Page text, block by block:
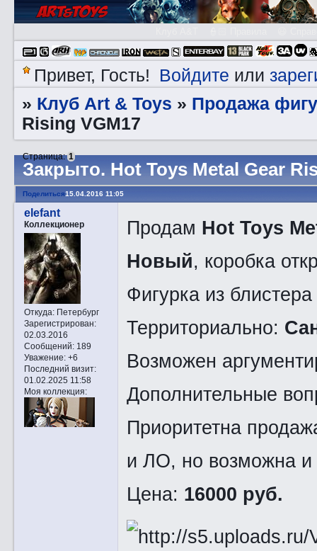
Привет, Гость! Войдите или
» Клуб Art & Toys » Продажа
Rising VGM17
Закрытo. Hot Toys Metal Gear
Страница:1
Поделиться15.04.2016 11:05
elefant
Коллекционер
Откуда:Петербург
Зарегистрирован:
02.03.2016
Сообщений:189
Уважение: +6
Последний визит:
01.02.2025 11:58
Моя коллекция:
Продам Hot Toys
Новый, коробка
Фигурка из
Территориально:
Возможен
Дополнительные
Приоритетна
и ЛО, но возможна и
Цена: 16000 руб.